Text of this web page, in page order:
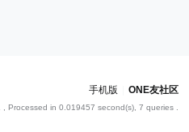
手机版 ONE友社区
, Processed in 0.019457 second(s), 7 queries .